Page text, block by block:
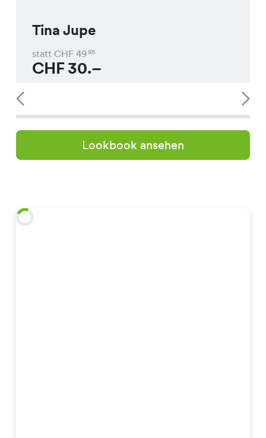
Tina Jupe
statt CHF 4995
CHF30.–
Lookbook ansehen